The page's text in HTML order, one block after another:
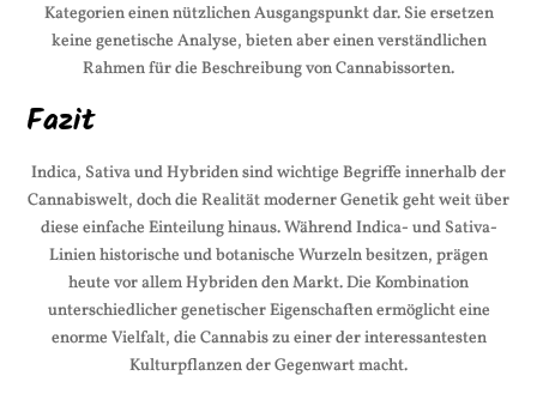
Kategorien einen nützlichen Ausgangspunkt dar. Sie ersetzen
keine genetische Analyse, bieten aber einen verständlichen
Rahmen für die Beschreibung von Cannabissorten.
Fazit
Indica, Sativa und Hybriden sind wichtige Begriffe innerhalb der
Cannabiswelt, doch die Realität moderner Genetik geht weit über
diese einfache Einteilung hinaus. Während Indica- und Sativa-
Linien historische und botanische Wurzeln besitzen, prägen
heute vor allem Hybriden den Markt. Die Kombination
unterschiedlicher genetischer Eigenschaften ermöglicht eine
enorme Vielfalt, die Cannabis zu einer der interessantesten
Kulturpflanzen der Gegenwart macht.